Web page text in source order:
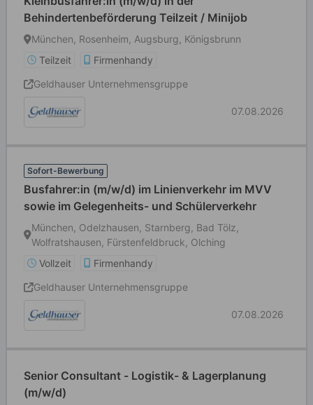
Behindertenbeförderung Teilzeit / Minijob
München, Rosenheim, Augsburg, Königsbrunn
Teilzeit
Firmenhandy
Geldhauser Unternehmensgruppe
07.08.2026
Sofort-Bewerbung
Busfahrer:in (m/w/d) im Linienverkehr im MVV
sowie im Gelegenheits- und Schülerverkehr
München, Odelzhausen, Starnberg, Bad Tölz,
Wolfratshausen, Fürstenfeldbruck, Olching
Vollzeit
Firmenhandy
Geldhauser Unternehmensgruppe
07.08.2026
Senior Consultant - Logistik- & Lagerplanung
(m/w/d)